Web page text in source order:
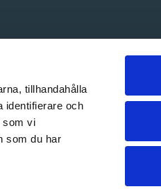
tillhandahålla
identifierare och
som vi
som du har